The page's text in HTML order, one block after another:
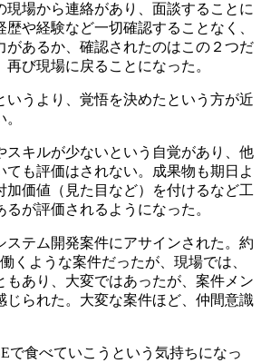
現場から連絡があり、面談することに
や経験など一切確認することなく、
があるか、確認されたのはこの２つだ
び現場に戻ることになった。
うより、 覚悟を決めた という方が近
スキルが少ないという自覚があり、他
も評価はされない。
成果物も期日よ
加価値（見た目など）を付けるなど工
るが評価されるようになった。
ステム開発案件にアサインされた。約
くような案件だったが、現場では、
もあり、大変ではあったが、案件メン
られた。 大変な案件ほど、仲間意識
で食べていこうという気持ちになっ